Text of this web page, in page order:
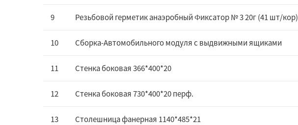
9 Резьбовой герметик анаэробный Фиксатор № 3 20г (41 шт/кор)
10 Сборка-Автомобильного модуля с выдвижными ящиками
11 Стенка боковая 366*400*20
12 Стенка боковая 730*400*20 перф.
13 Столешница фанерная 1140*485*21